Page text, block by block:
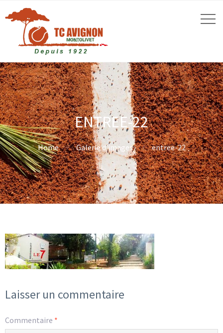
ENTREE-22
Home Galerie d’images entree-22
Laisser un commentaire
Commentaire *